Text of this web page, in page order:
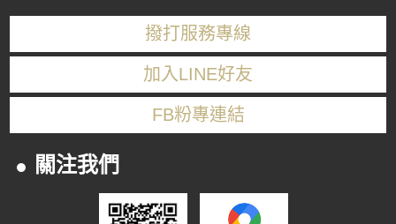
撥打服務專線
加入LINE好友
FB粉專連結
關注我們